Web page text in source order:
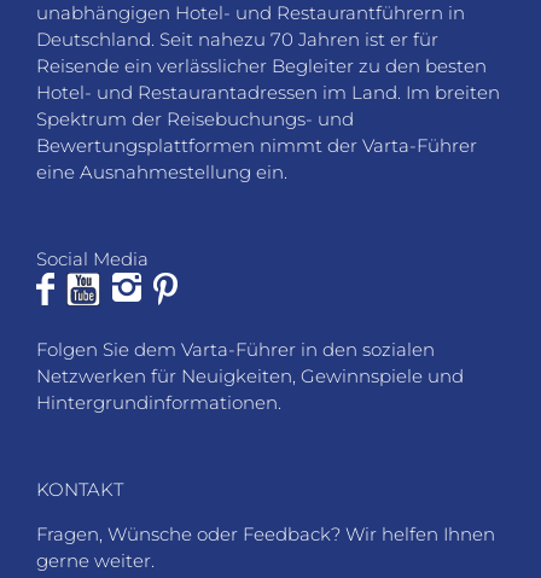
unabhängigen Hotel- und Restaurantführern in
Deutschland. Seit nahezu 70 Jahren ist er für
Reisende ein verlässlicher Begleiter zu den besten
Hotel- und Restaurantadressen im Land. Im breiten
Spektrum der Reisebuchungs- und
Bewertungsplattformen nimmt der Varta-Führer
eine Ausnahmestellung ein.
Social Media
Folgen Sie dem Varta-Führer in den sozialen
Netzwerken für Neuigkeiten, Gewinnspiele und
Hintergrundinformationen.
KONTAKT
Fragen, Wünsche oder Feedback? Wir helfen Ihnen
gerne weiter.